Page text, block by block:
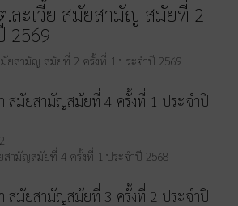
ละเวี้ย สมัยสามัญ สมัยที่ 2
2569
ยสามัญ สมัยที่ 2 ครั้งที่ 1 ประจำปี 2569
สมัยสามัญสมัยที่ 4 ครั้งที่ 1 ประจำปี
ามัญสมัยที่ 4 ครั้งที่ 1 ประจำปี 2568
สมัยสามัญสมัยที่ 3 ครั้งที่ 2 ประจำปี